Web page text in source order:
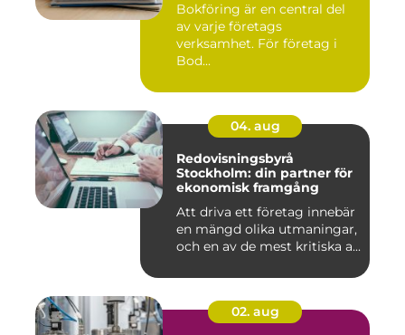
Bokföring är en central del
av varje företags
verksamhet. För företag i
Bod...
04. aug
Redovisningsbyrå
Stockholm: din partner för
ekonomisk framgång
Att driva ett företag innebär
en mängd olika utmaningar,
och en av de mest kritiska a...
02. aug